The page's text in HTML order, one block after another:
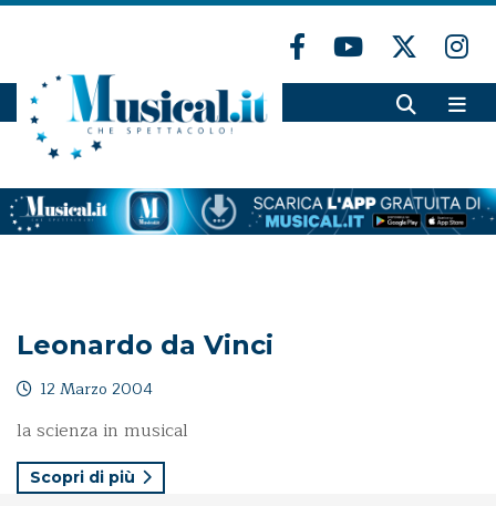
Leonardo da Vinci
12 Marzo 2004
la scienza in musical
Scopri di più